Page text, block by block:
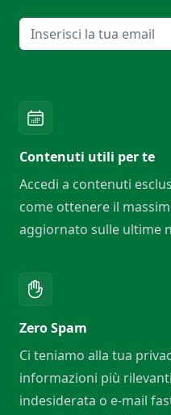
Email
Contenuti utili per te
Accedi a contenuti
come ottenere il
aggiornato sulle ultime
Zero Spam
Ci teniamo alla tua
informazioni più
indesiderata o e-mail